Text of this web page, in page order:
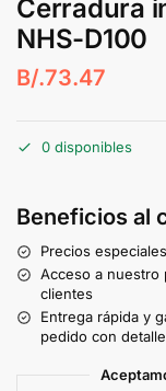
Cerradura
NHS-D100
B/.73.47
0 disponibles
Beneficios al
Precios
Acceso a nuestro
clientes
Entrega rápida y
pedido con